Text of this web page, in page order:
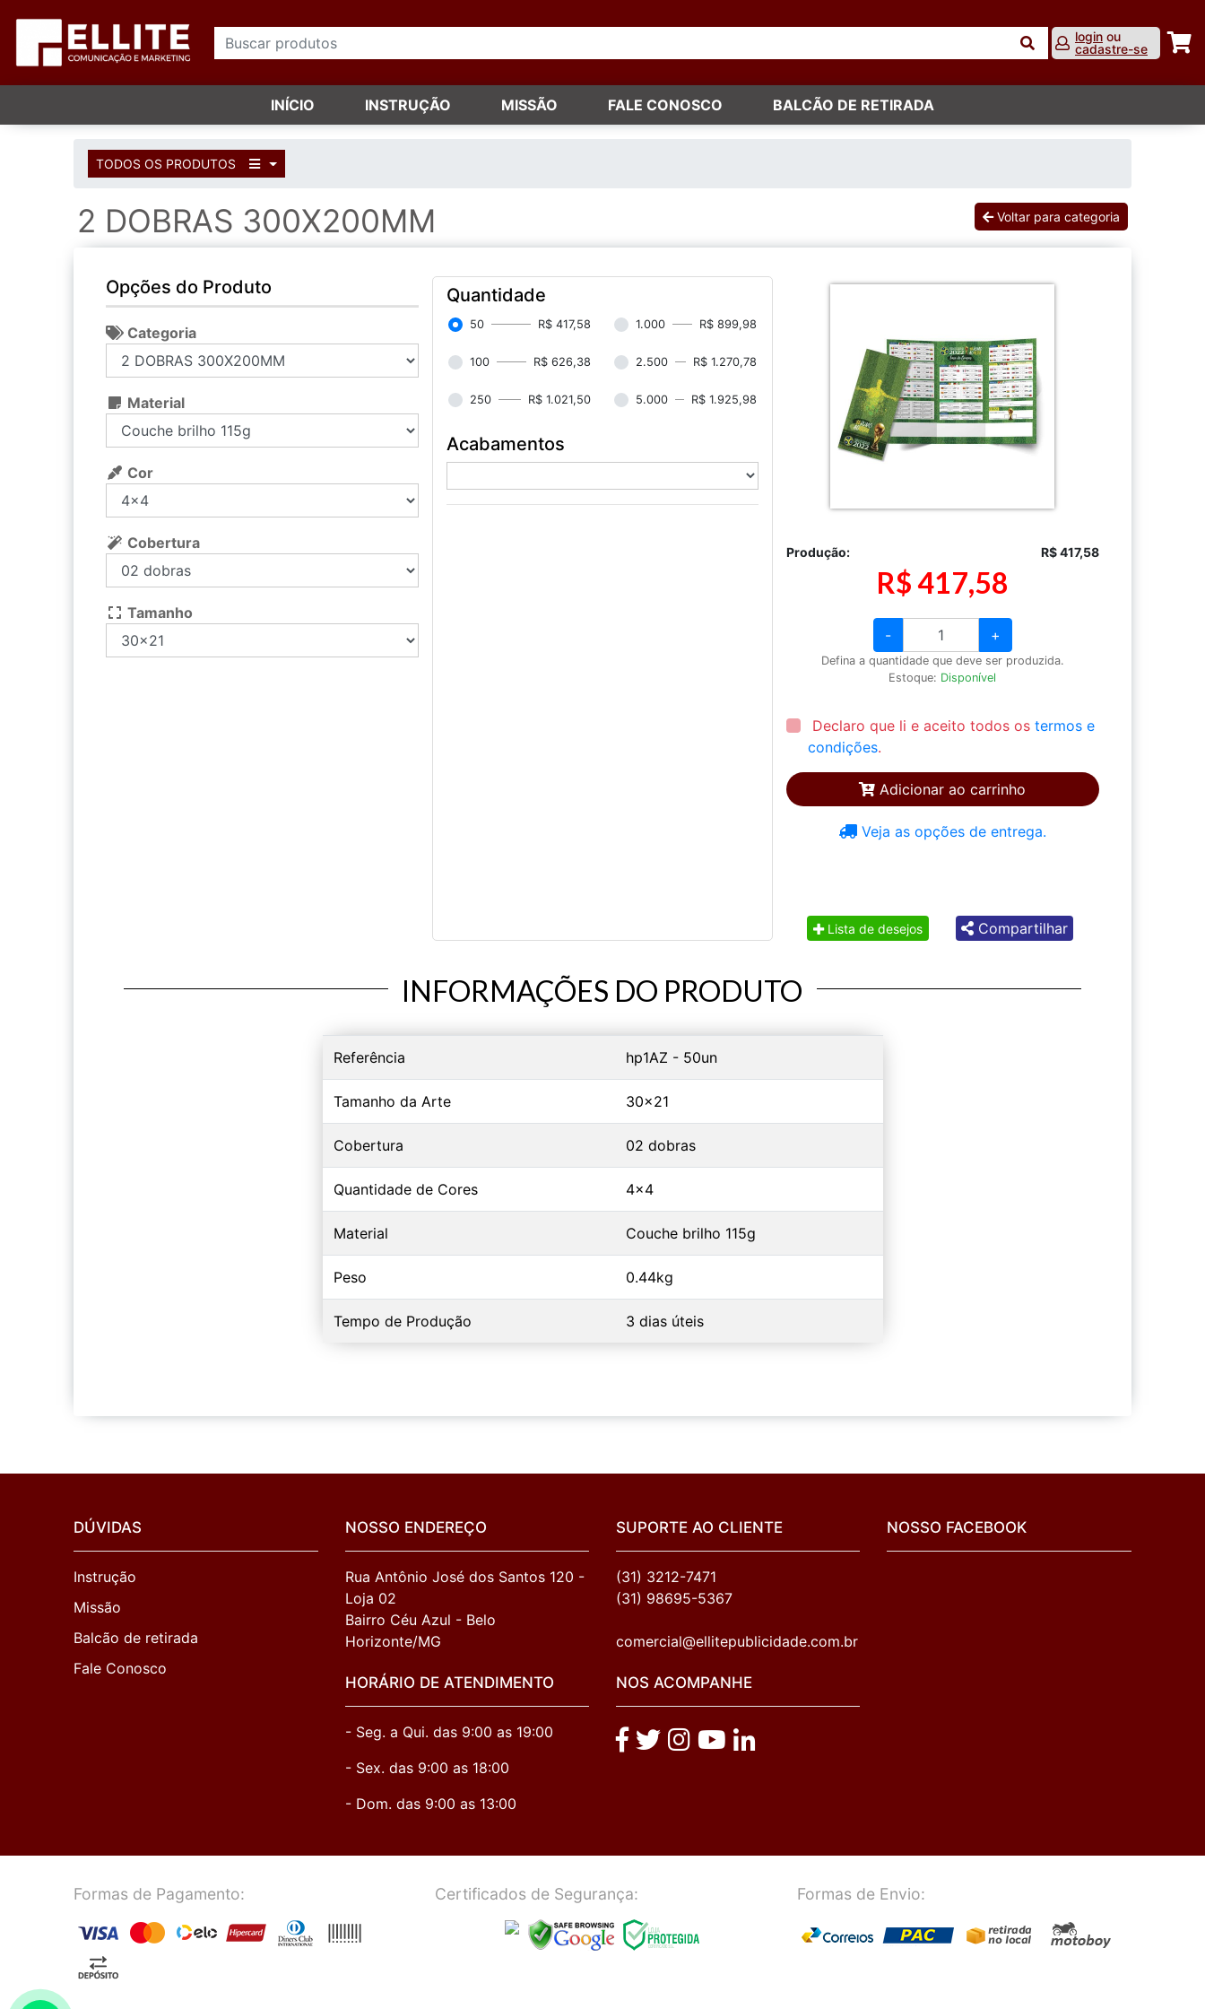
login ou
cadastre-se
INÍCIO INSTRUÇÃO MISSÃO FALE CONOSCO BALCÃO DE RETIRADA
TODOS OS PRODUTOS
2 DOBRAS 300X200MM Voltar para categoria
Opções do Produto
Categoria
Material
Cor
Cobertura
Tamanho
Quantidade
50 R$ 417,58 1.000 R$ 899,98
100 R$ 626,38 2.500 R$ 1.270,78
250 R$ 1.021,50 5.000 R$ 1.925,98
Acabamentos
- +
Defina a quantidade que deve ser produzida.
Estoque: Disponível
Declaro que li e aceito todos os termos e
condições.
Adicionar ao carrinho
Veja as opções de entrega.
Produção: R$ 417,58
R$ 417,58
Lista de desejos Compartilhar
INFORMAÇÕES DO PRODUTO
Referência hp1AZ - 50un
Tamanho da Arte 30x21
Cobertura 02 dobras
Quantidade de Cores 4x4
Material Couche brilho 115g
Peso 0.44kg
Tempo de Produção 3 dias úteis
DÚVIDAS
Instrução
Missão
Balcão de retirada
Fale Conosco
NOSSO ENDEREÇO
Rua Antônio José dos Santos 120 -
Loja 02
Bairro Céu Azul - Belo
Horizonte/MG
HORÁRIO DE ATENDIMENTO
- Seg. a Qui. das 9:00 as 19:00
- Sex. das 9:00 as 18:00
- Dom. das 9:00 as 13:00
SUPORTE AO CLIENTE
(31) 3212-7471
(31) 98695-5367
comercial@ellitepublicidade.com.br
NOS ACOMPANHE
NOSSO FACEBOOK
Formas de Pagamento: Certificados de Segurança: Formas de Envio: